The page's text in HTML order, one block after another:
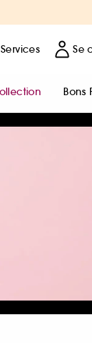
Se
Bons